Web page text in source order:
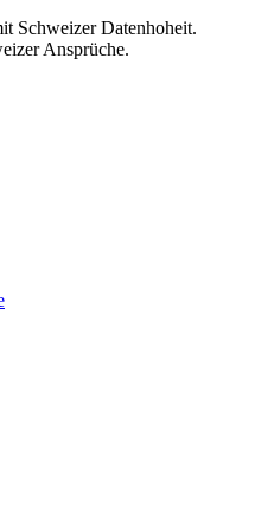
Schweizer Datenhoheit.
Ansprüche.